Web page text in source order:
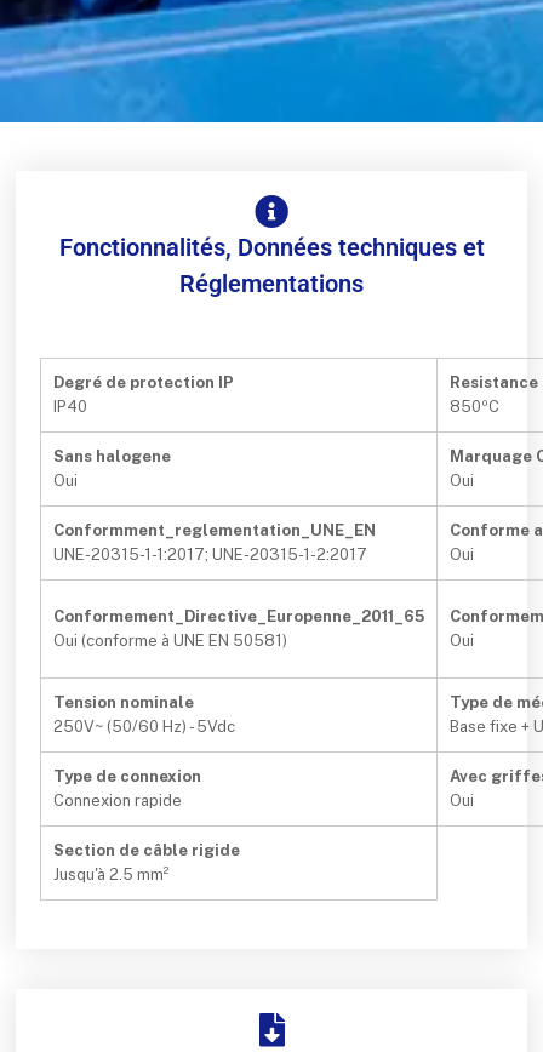
Fonctionnalités, Données techniques et
Réglementations
Degré de protection IP
IP40
850ºC
Sans halogene
Oui
Marquage
Oui
Conformment_reglementation_UNE_EN
UNE-20315-1-1:2017; UNE-20315-1-2:2017
Conforme
Oui
Conformement_Directive_Europenne_2011_65
Oui (conforme à UNE EN 50581)
Oui
Tension nominale
250V~ (50/60 Hz) - 5Vdc
Type de
Base fixe +
Type de connexion
Connexion rapide
Avec
Oui
Section de câble rigide
Jusqu'à 2.5 mm²